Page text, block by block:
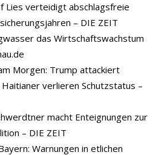
Lies verteidigt abschlagsfreie
– DIE ZEIT
das Wirtschaftswachstum
Morgen: Trump attackiert
verlieren Schutzstatus –
macht Enteignungen zur
– DIE ZEIT
Warnungen in etlichen